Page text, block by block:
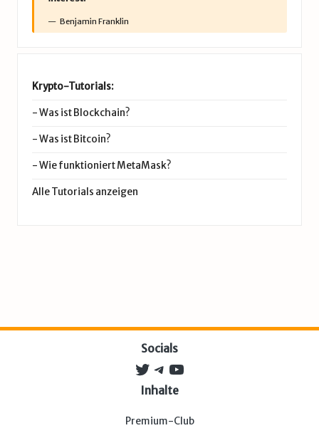
Benjamin Franklin
Krypto-Tutorials:
-Was ist Blockchain?
-Was ist Bitcoin?
-Wie funktioniert MetaMask?
Alle Tutorials anzeigen
Socials
Twitter
Telegram
YouTube
Inhalte
Premium-Club